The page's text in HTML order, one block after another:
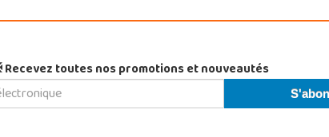
Recevez toutes nos promotions et nouveautés